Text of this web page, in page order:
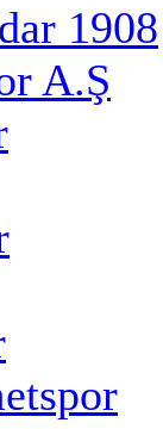
1908
A.Ş